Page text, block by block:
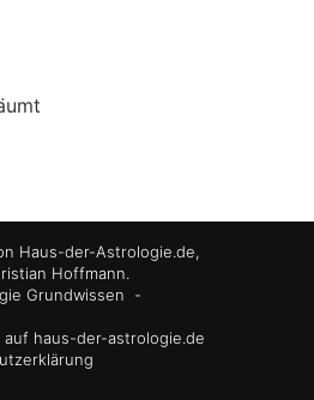
Haus-der-Astrologie.de,
Hoffmann.
Grundwissen -
haus-der-astrologie.de